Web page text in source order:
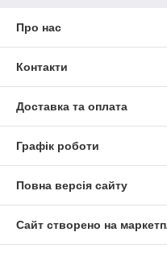
Про нас
Контакти
Доставка та оплата
Графік роботи
Повна версія сайту
Сайт створено на